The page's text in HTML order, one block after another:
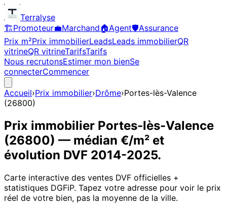
Terralyse
🏗️Promoteur💼Marchand🏠Agent🛡️Assurance
Prix m²Prix immobilierLeadsLeads immobilierQR
vitrineQR vitrineTarifsTarifs
Nous recrutonsEstimer mon bienSe
connecterCommencer
Accueil›Prix immobilier›Drôme›Portes-lès-Valence
(26800)
Prix immobilier Portes-lès-Valence
(26800) — médian €/m² et
évolution DVF 2014-2025.
Carte interactive des ventes DVF officielles +
statistiques DGFiP. Tapez votre adresse pour voir le prix
réel de votre bien, pas la moyenne de la ville.